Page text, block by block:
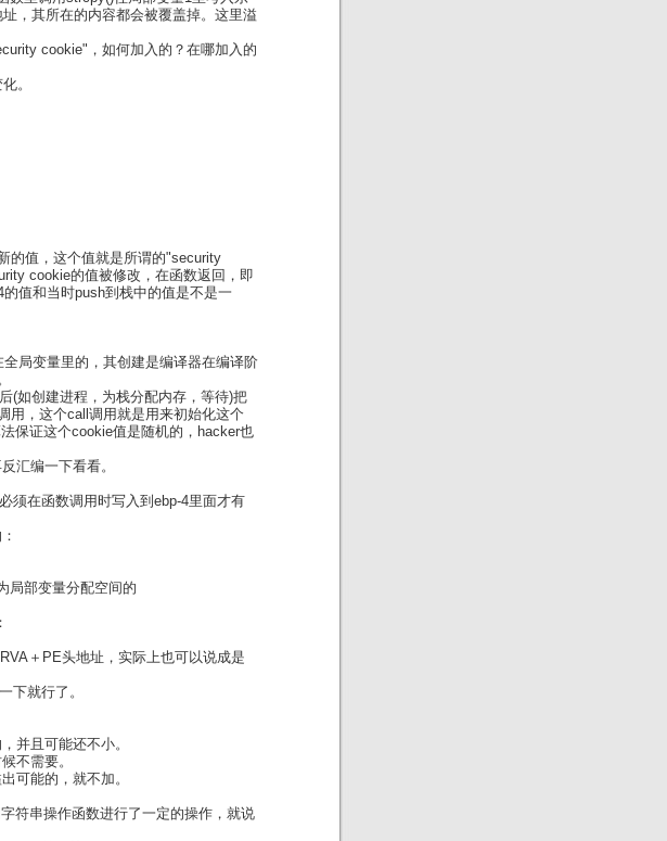
，其所在的内容都会被覆盖掉。这里溢
cookie"，如何加入的？在哪加入的
。
的值，这个值就是所谓的"security
cookie的值被修改，在函数返回，即
值和当时push到栈中的值是不是一
局变量里的，其创建是编译器在编译阶
(如创建进程，为栈分配内存，等待)把
用，这个call调用就是用来初始化这个
保证这个cookie值是随机的，hacker也
汇编一下看看。
须在函数调用时写入到ebp-4里面才有
部变量分配空间的
＋PE头地址，实际上也可以说成是
下就行了。
并且可能还不小。
不需要。
可能的，就不加。
符串操作函数进行了一定的操作，就说